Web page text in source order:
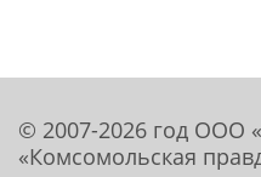
© 2007-2026 год ООО
«Комсомольская